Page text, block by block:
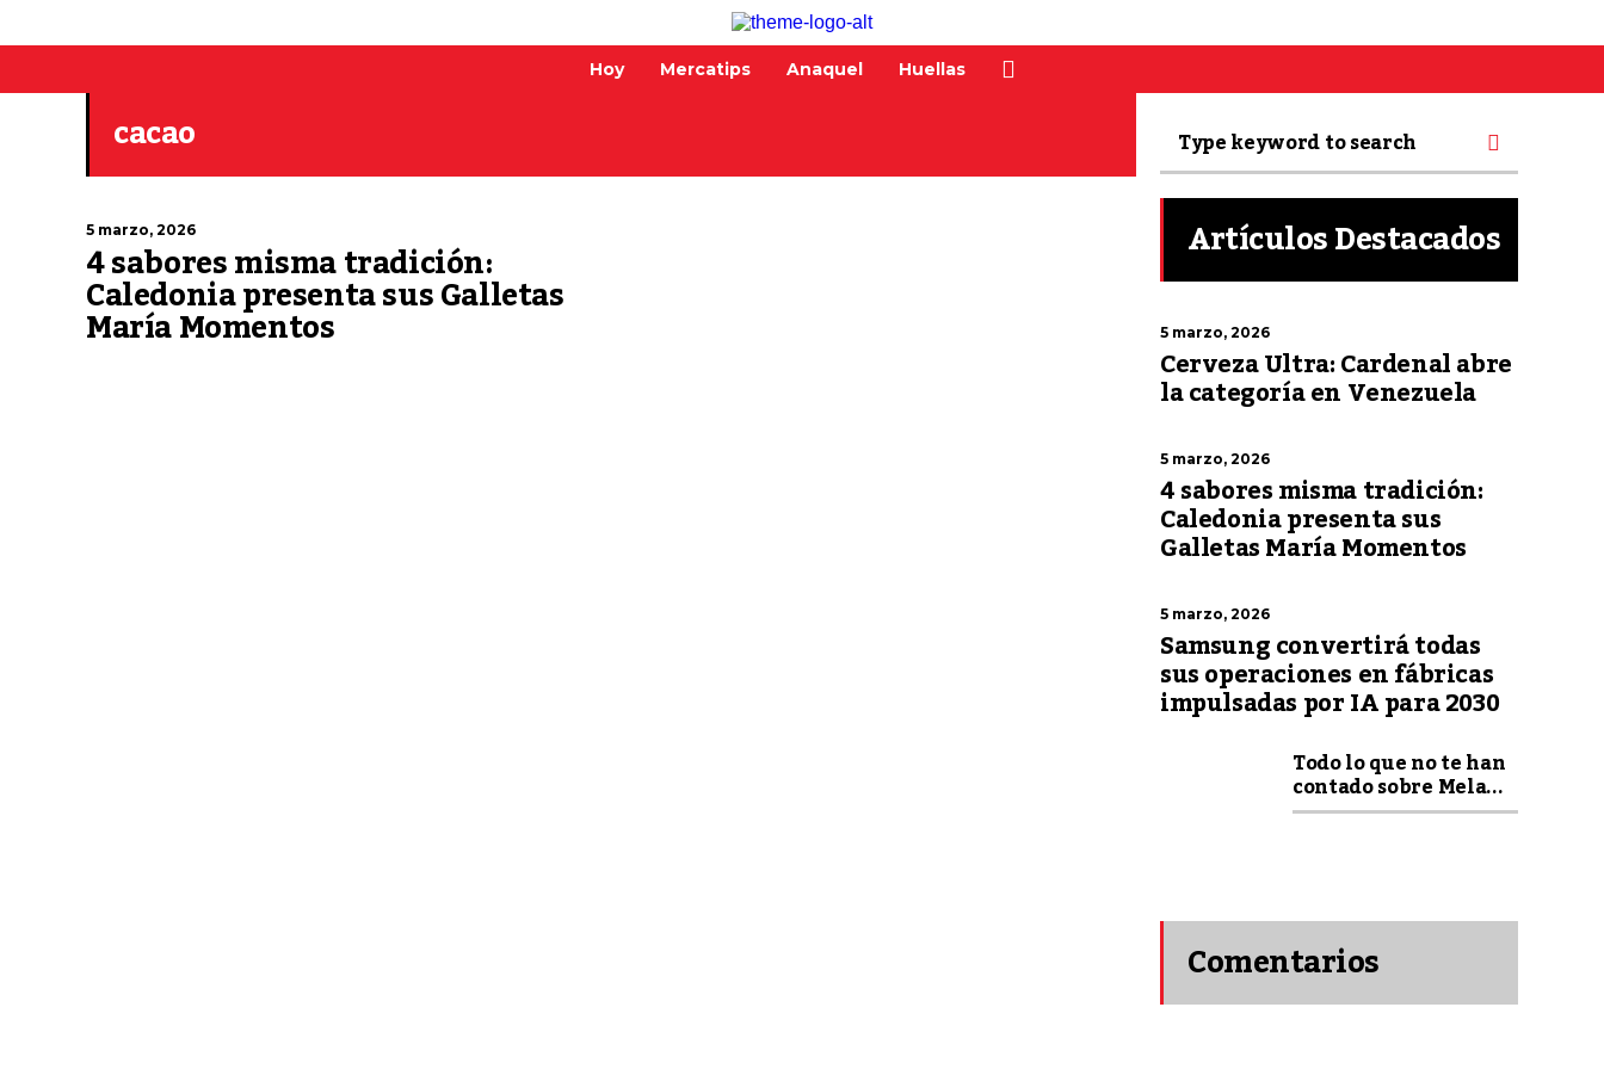
Hoy Mercatips Anaquel Huellas
cacao
5 marzo, 2026
4 sabores misma tradición:
Caledonia presenta sus Galletas
María Momentos
Artículos Destacados
5 marzo, 2026
Cerveza Ultra: Cardenal abre
la categoría en Venezuela
5 marzo, 2026
4 sabores misma tradición:
Caledonia presenta sus
Galletas María Momentos
5 marzo, 2026
Samsung convertirá todas
sus operaciones en fábricas
impulsadas por IA para 2030
Todo lo que no te han
contado sobre Mela...
Comentarios